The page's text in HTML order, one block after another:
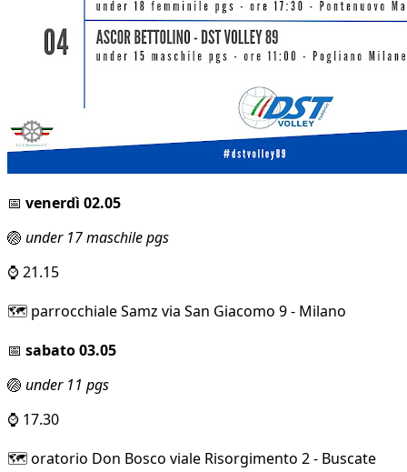
📅 venerdì 02.05
🏐 under 17 maschile pgs
⌚ 21.15
🗺️ parrocchiale Samz via San Giacomo 9 - Milano
📅 sabato 03.05
🏐 under 11 pgs
⌚ 17.30
🗺️ oratorio Don Bosco viale Risorgimento 2 - Buscate